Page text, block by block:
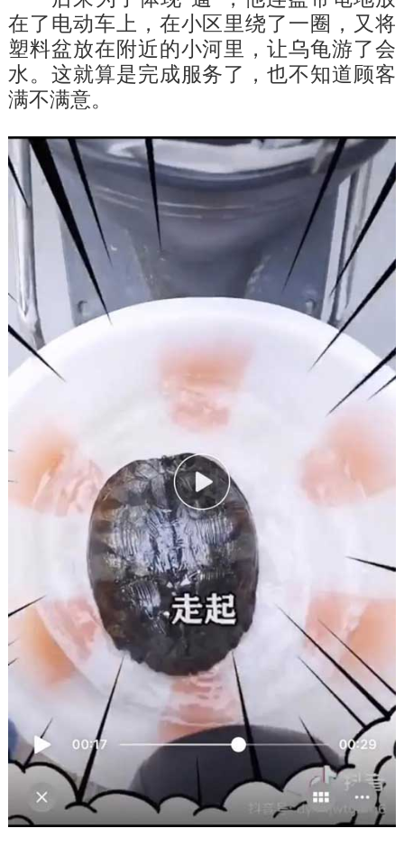
在了电动车上，在小区里绕了一圈，又将
塑料盆放在附近的小河里，让乌龟游了会
水。这就算是完成服务了，也不知道顾客
满不满意。